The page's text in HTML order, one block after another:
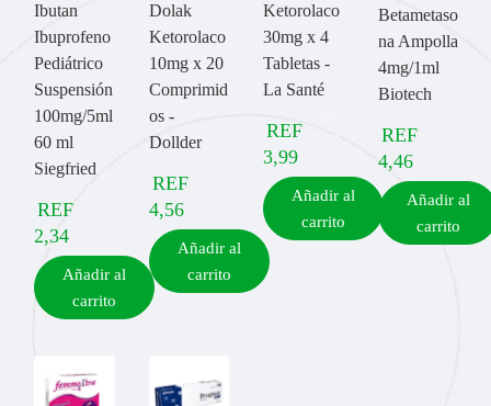
Ibutan
Ibuprofeno
Pediátrico
Suspensión
100mg/5ml
60 ml
Siegfried
REF
2,34
Añadir al
carrito
Dolak
Ketorolaco
10mg x 20
Comprimid
os -
Dollder
REF
4,56
Añadir al
carrito
Ketorolaco
30mg x 4
Tabletas -
La Santé
REF
3,99
Añadir al
carrito
Betametaso
na Ampolla
4mg/1ml
Biotech
REF
4,46
Añadir al
carrito